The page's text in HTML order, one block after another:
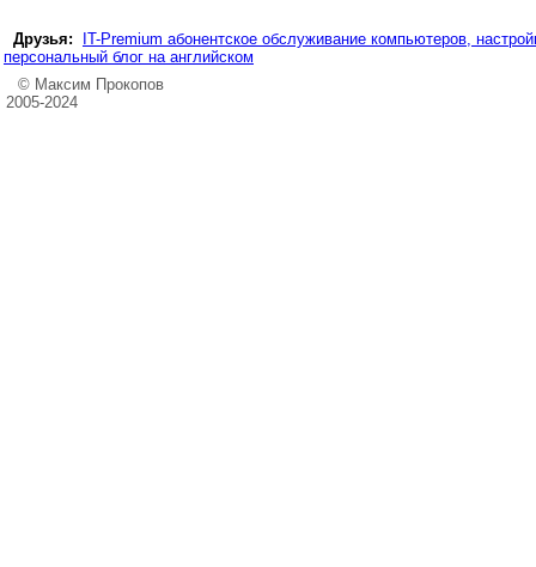
Друзья:
IT-Premium абонентское обслуживание компьютеров,
персональный блог на английском
© Максим Прокопов
2005-2024